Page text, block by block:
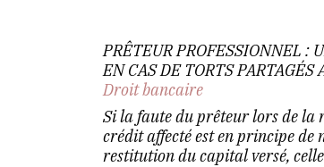
PRÊTEUR PROFESSIONNEL :
EN CAS DE TORTS PARTAGÉS
Droit bancaire
Si la faute du prêteur lors de la
crédit affecté est en principe de
restitution du capital versé, celle